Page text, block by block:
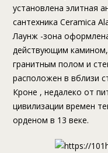
установлена элитная
сантехника Ceramica
Лаунж -зона
действующим
гранитным полом и
расположен в вблизи
Кроне , недалеко от
цивилизации времен
орденом в 13 веке.